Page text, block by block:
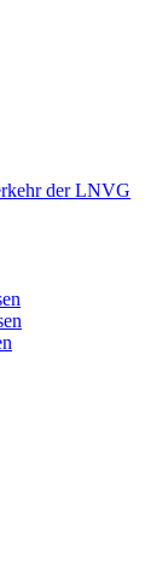
der LNVG